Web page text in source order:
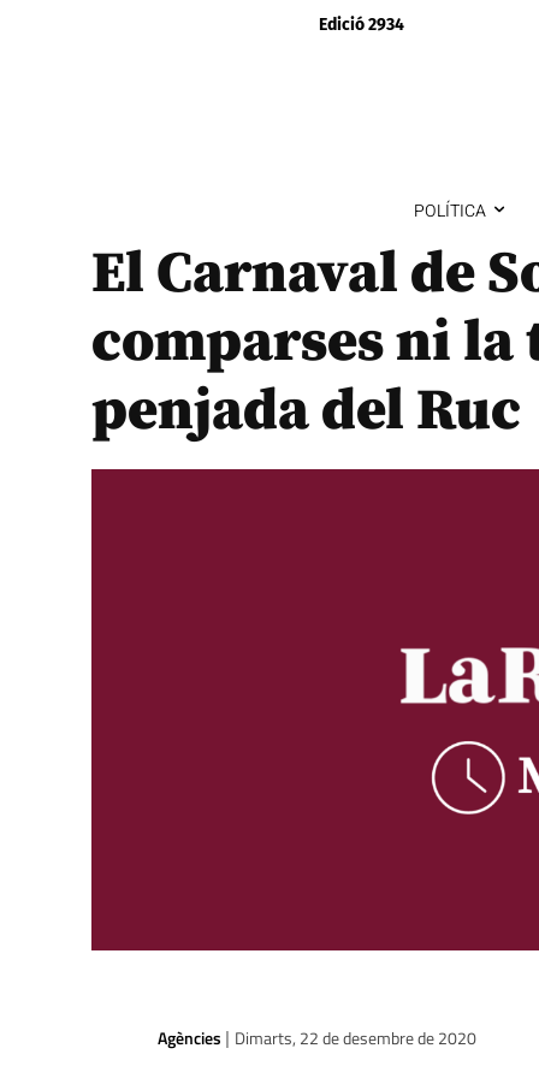
Edició 2934
POLÍTICA
El Carnaval de
comparses ni
penjada del Ruc
Agències | Dimarts, 22 de desembre de 2020